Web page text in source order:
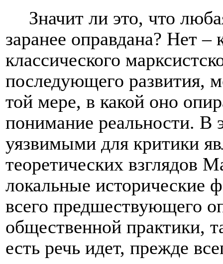
Значит ли это, что
заранее оправдана? Нет –
классического
последующего развития,
той мере, в какой оно
понимание реальности. В
уязвимыми для критики
теоретических взглядов
локальные исторические
всего предшествующего
общественной практики,
есть речь идет, прежде